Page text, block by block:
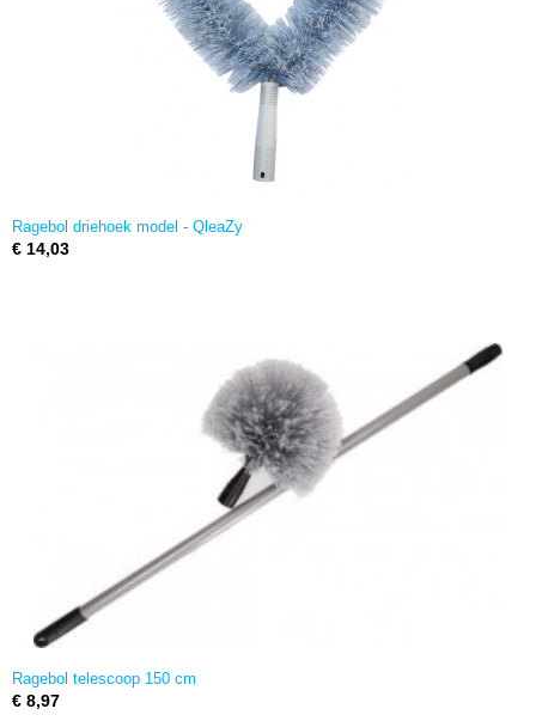
Ragebol driehoek model - QleaZy
€ 14,03
Ragebol telescoop 150 cm
€ 8,97